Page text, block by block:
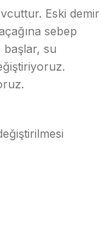
Eski demir
sebep
başlar, su